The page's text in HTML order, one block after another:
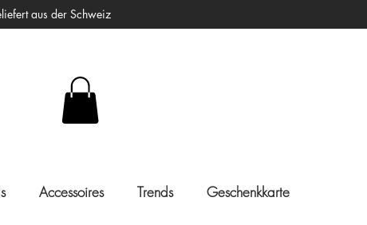
aus der Schweiz
Accessoires Trends Geschenkkarte